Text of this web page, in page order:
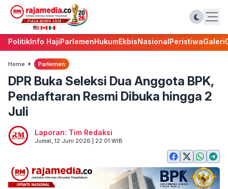
PolitikInfo HajiParlemenHukumEkbisNasionalPeristiwaGaleri
Home Parlemen
DPR Buka Seleksi Dua Anggota BPK,
Pendaftaran Resmi Dibuka hingga 2
Juli
Laporan: Tim Redaksi
Jumat, 12 Juni 2026 | 22:01 WIB